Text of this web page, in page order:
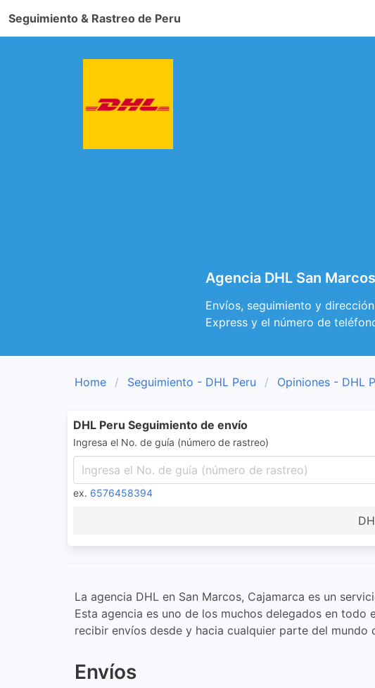
Seguimiento & Rastreo de Peru
Agencia DHL San
Envíos, seguimiento y
Express y el número de
Home Seguimiento - DHL Peru Opiniones - DHL
DHL Peru Seguimiento de envío
Ingresa el No. de guía (número de rastreo)
ex. 6576458394
La agencia DHL en San Marcos, Cajamarca es un
Esta agencia es uno de los muchos delegados en
recibir envíos desde y hacia cualquier parte del mundo
Envíos